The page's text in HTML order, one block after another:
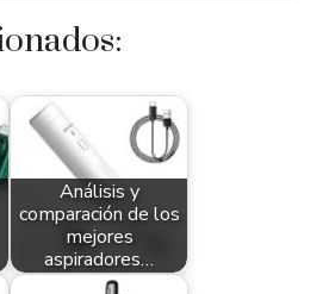
Análisis y
comparación de los
mejores
aspiradores…